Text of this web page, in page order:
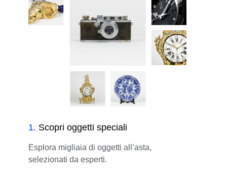
1. Scopri oggetti speciali
Esplora migliaia di oggetti all’asta,
selezionati da esperti.